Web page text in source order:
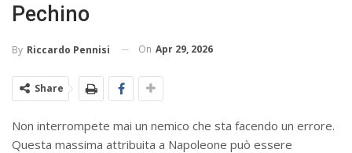
Pechino
By Riccardo Pennisi On Apr 29, 2026
Share
Non interrompete mai un nemico che sta facendo un errore.
Questa massima attribuita a Napoleone può essere